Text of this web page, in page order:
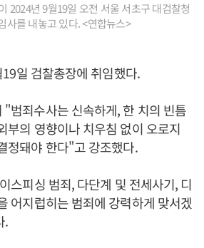
2024년 9월19일 오전 서울 서초구 대검찰청
사를 내놓고 있다. <연합뉴스>
일 검찰총장에 취임했다.
"범죄수사는 신속하게, 한 치의 빈틈
부의 영향이나 치우침 없이 오로지
정돼야 한다"고 강조했다.
스피싱 범죄, 다단계 및 전세사기, 디
어지럽히는 범죄에 강력하게 맞서겠
.